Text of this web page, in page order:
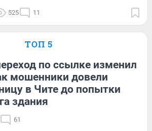
525 11
ТОП 5
по ссылке изменил
мошенники довели
в Чите до попытки
здания
61